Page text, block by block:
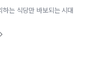
는 식당만 바보되는 시대